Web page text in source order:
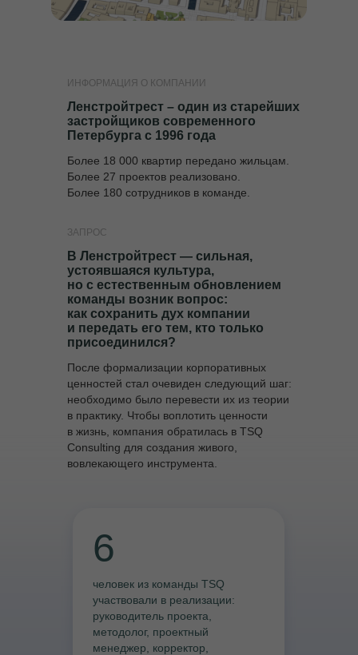
ИНФОРМАЦИЯ О КОМПАНИИ
Ленстройтрест – один из старейших
застройщиков современного
Петербурга с 1996 года
Более 18 000 квартир передано жильцам.
Более 27 проектов реализовано.
Более 180 сотрудников в команде.
ЗАПРОС
В Ленстройтрест — сильная,
устоявшаяся культура,
но с естественным обновлением
команды возник вопрос:
как сохранить дух компании
и передать его тем, кто только
присоединился?
После формализации корпоративных
ценностей стал очевиден следующий шаг:
необходимо было перевести их из теории
в практику. Чтобы воплотить ценности
в жизнь, компания обратилась в TSQ
Consulting для создания живого,
вовлекающего инструмента.
6
человек из команды TSQ
участвовали в реализации:
руководитель проекта,
методолог, проектный
менеджер, корректор,